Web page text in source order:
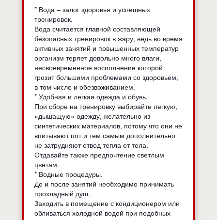
* Вода – залог здоровья и успешных
тренировок.
Вода считается главной составляющей
безопасных тренировок в жару, ведь во время
активных занятий и повышенных температур
организм теряет довольно много влаги,
несвоевременное восполнение которой
грозит большими проблемами со здоровьем,
в том числе и обезвоживанием.
* Удобная и легкая одежда и обувь.
При сборе на тренировку выбирайте легкую,
«дышащую» одежду, желательно из
синтетических материалов, потому что они не
впитывают пот и тем самым дополнительно
не затрудняют отвод тепла от тела.
Отдавайте также предпочтение светлым
цветам.
* Водные процедуры.
До и после занятий необходимо принимать
прохладный душ.
Заходить в помещение с кондиционером или
обливаться холодной водой при подобных